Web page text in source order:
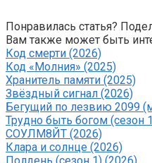
Понравилась статья?
Вам также может быть
Код смерти (2026)
Код «Молния» (2025)
Хранитель памяти (2025)
Звёздный сигнал (2026)
Бегущий по лезвию 2099
Трудно быть богом (сезон
СОУЛМ8ЙТ (2026)
Клара и солнце (2026)